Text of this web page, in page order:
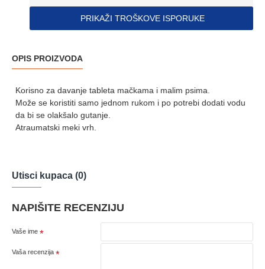
PRIKAŽI TROŠKOVE ISPORUKE
OPIS PROIZVODA
Korisno za davanje tableta mačkama i malim psima.
Može se koristiti samo jednom rukom i po potrebi dodati vodu
da bi se olakšalo gutanje.
Atraumatski meki vrh.
Utisci kupaca (0)
NAPIŠITE RECENZIJU
Vaše ime
Vaša recenzija